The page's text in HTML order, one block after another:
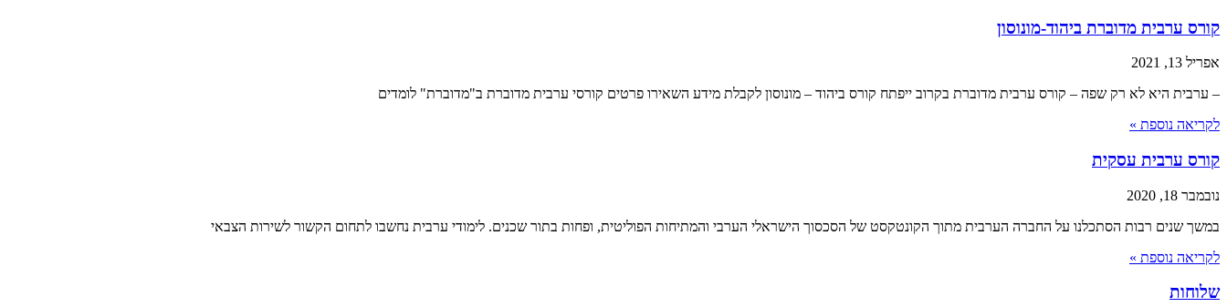
קורס ערבית מדוברת ביהוד-מונוסון
אפריל 13, 2021
– ערבית היא לא רק שפה – קורס ערבית מדוברת בקרוב ייפתח קורס ביהוד – מונוסון לקבלת מידע השאירו פרטים קורסי ערבית מדוברת ב"מדוברת" לומדים
לקריאה נוספת »
קורס ערבית עסקית
נובמבר 18, 2020
במשך שנים רבות הסתכלנו על החברה הערבית מתוך הקונטקסט של הסכסוך הישראלי הערבי והמתיחות הפוליטית, ופחות בתור שכנים. לימודי ערבית נחשבו לתחום הקשור לשירות הצבאי
לקריאה נוספת »
שלוחות